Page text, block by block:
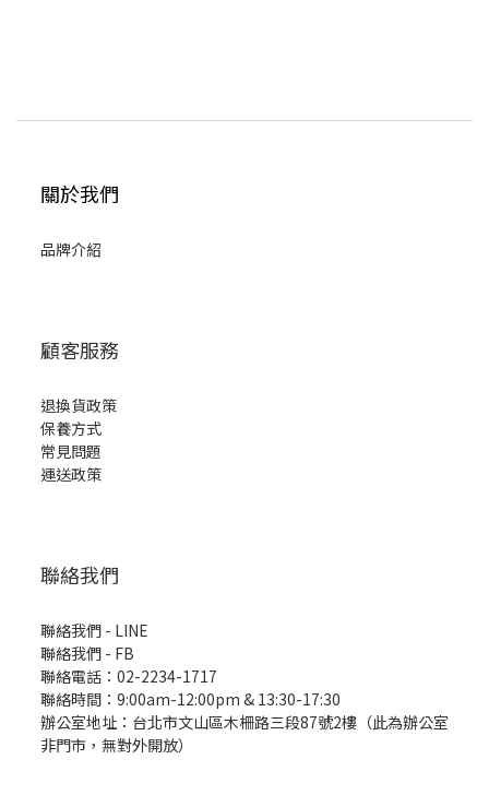
關於我們
品牌介紹
顧客服務
退換貨政策
保養方式
常見問題
運送政策
聯絡我們
聯絡我們 - LINE
聯絡我們 - FB
聯絡電話：02-2234-1717
聯絡時間：9:00am-12:00pm & 13:30-17:30
辦公室地址：台北市文山區木柵路三段87號2樓（此為辦公室
非門市，無對外開放）